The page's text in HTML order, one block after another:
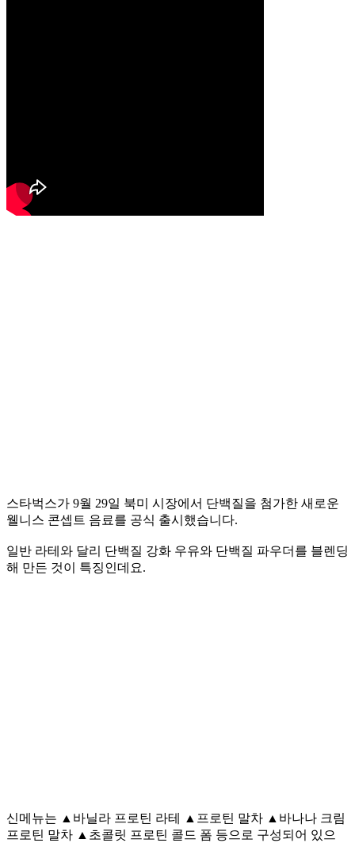
스타벅스가 9월 29일 북미 시장에서 단백질을 첨가한 새로운
웰니스 콘셉트 음료를 공식 출시했습니다.
일반 라테와 달리 단백질 강화 우유와 단백질 파우더를 블렌딩
해 만든 것이 특징인데요.
신메뉴는 ▲바닐라 프로틴 라테 ▲프로틴 말차 ▲바나나 크림
프로틴 말차 ▲초콜릿 프로틴 콜드 폼 등으로 구성되어 있으